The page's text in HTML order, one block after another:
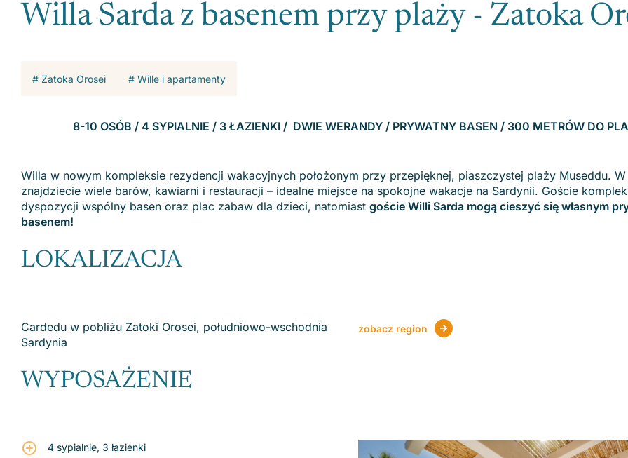
Willa Sarda z basenem przy plaży - Zatoka
# Zatoka Orosei # Wille i apartamenty
8-10 OSÓB / 4 SYPIALNIE / 3 ŁAZIENKI / DWIE WERANDY / PRYWATNY BASEN / 300 METRÓW DO
Willa w nowym kompleksie rezydencji wakacyjnych położonym przy przepięknej, piaszczystej plaży Museddu.
znajdziecie wiele barów, kawiarni i restauracji – idealne miejsce na spokojne wakacje na Sardynii. Goście
dyspozycji wspólny basen oraz plac zabaw dla dzieci, natomiast goście Willi Sarda mogą cieszyć się własnym
basenem!
LOKALIZACJA
Cardedu w pobliżu Zatoki Orosei, południowo-wschodnia
Sardynia
zobacz region
WYPOSAŻENIE
4 sypialnie, 3 łazienki